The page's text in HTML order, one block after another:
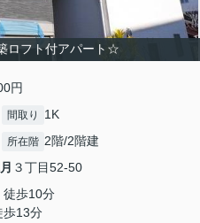
ロフト付アパート☆
円
間取り 1K
所在階 2階/2階建
３丁目52-50
徒歩10分
歩13分